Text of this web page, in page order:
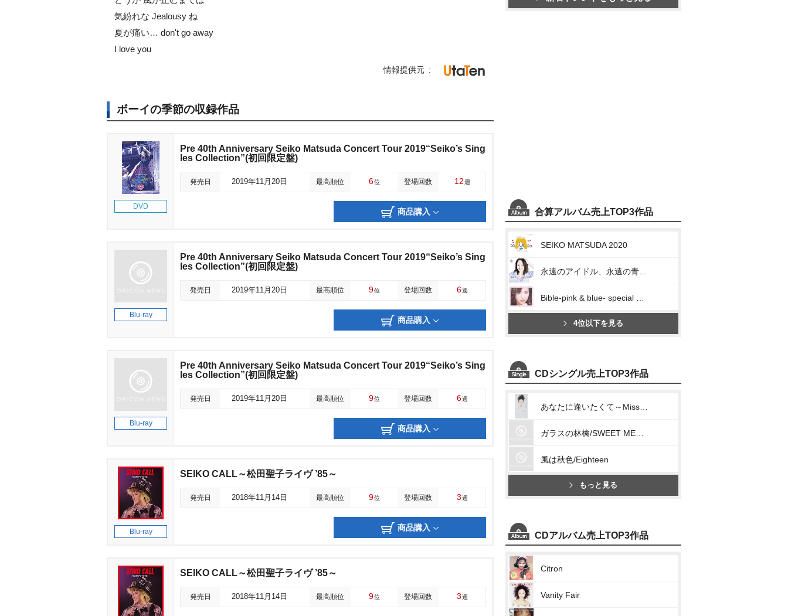
気紛れな Jealousy ね
夏が痛い… don't go away
I love you
情報提供元
ボーイの季節の収録作品
DVD
Pre 40th Anniversary Seiko Matsuda Concert Tour 2019“Seiko’s Sing
les Collection”(初回限定盤)
発売日 2019年11月20日 最高順位 6位 登場回数 12週
商品購入
Blu-ray
Pre 40th Anniversary Seiko Matsuda Concert Tour 2019“Seiko’s Sing
les Collection”(初回限定盤)
発売日 2019年11月20日 最高順位 9位 登場回数 6週
商品購入
Blu-ray
Pre 40th Anniversary Seiko Matsuda Concert Tour 2019“Seiko’s Sing
les Collection”(初回限定盤)
発売日 2019年11月20日 最高順位 9位 登場回数 6週
商品購入
Blu-ray
SEIKO CALL～松田聖子ライヴ ’85～
発売日 2018年11月14日 最高順位 9位 登場回数 3週
商品購入
SEIKO CALL～松田聖子ライヴ ’85～
発売日 2018年11月14日 最高順位 9位 登場回数 3週
合算アルバム売上TOP3作品
SEIKO MATSUDA 2020
4位以下を見る
CDシングル売上TOP3作品
風は秋色/Eighteen
もっと見る
CDアルバム売上TOP3作品
Citron
Vanity Fair